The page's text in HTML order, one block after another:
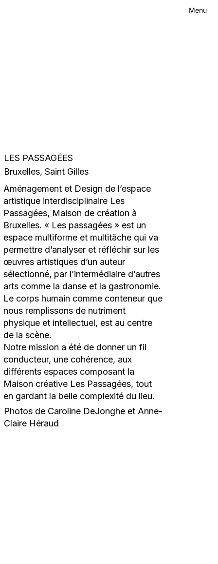
Contact
Menu
LES PASSAGÉES
Bruxelles, Saint Gilles
Aménagement et Design de l’espace
artistique interdisciplinaire Les
Passagées, Maison de création à
Bruxelles. « Les passagées » est un
espace multiforme et multitâche qui va
permettre d’analyser et réfléchir sur les
œuvres artistiques d’un auteur
sélectionné, par l’intermédiaire d’autres
arts comme la danse et la gastronomie.
Le corps humain comme conteneur que
nous remplissons de nutriment
physique et intellectuel, est au centre
de la scène.
Notre mission a été de donner un fil
conducteur, une cohérence, aux
différents espaces composant la
Maison créative Les Passagées, tout
en gardant la belle complexité du lieu.
Photos de Caroline DeJonghe et Anne-
Claire Héraud